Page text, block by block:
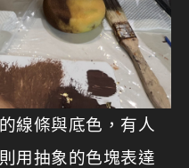
線條與底色，有人
用抽象的色塊表達